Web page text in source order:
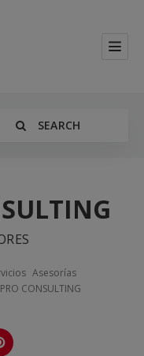
SEARCH
Asesorías
CONSULTING